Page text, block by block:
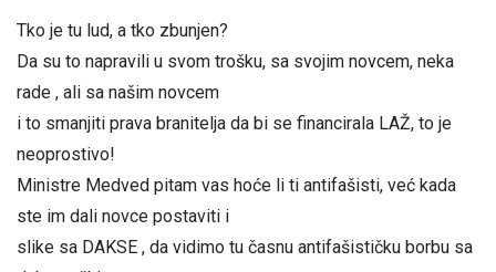
Tko je tu lud, a tko zbunjen?
Da su to napravili u svom trošku, sa svojim novcem, neka
rade , ali sa našim novcem
i to smanjiti prava branitelja da bi se financirala LAŽ, to je
neoprostivo!
Ministre Medved pitam vas hoće li ti antifašisti, već kada
ste im dali novce postaviti i
slike sa DAKSE , da vidimo tu časnu antifašističku borbu sa